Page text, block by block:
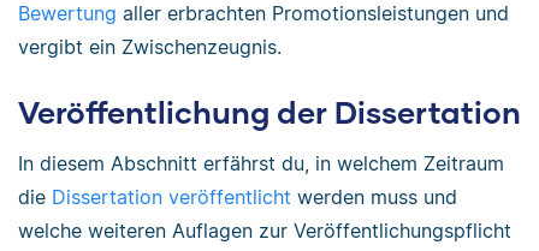
Bewertung aller erbrachten Promotionsleistungen und
vergibt ein Zwischenzeugnis.
Veröffentlichung der Dissertation
In diesem Abschnitt erfährst du, in welchem Zeitraum
die Dissertation veröffentlicht werden muss und
welche weiteren Auflagen zur Veröffentlichungspflicht